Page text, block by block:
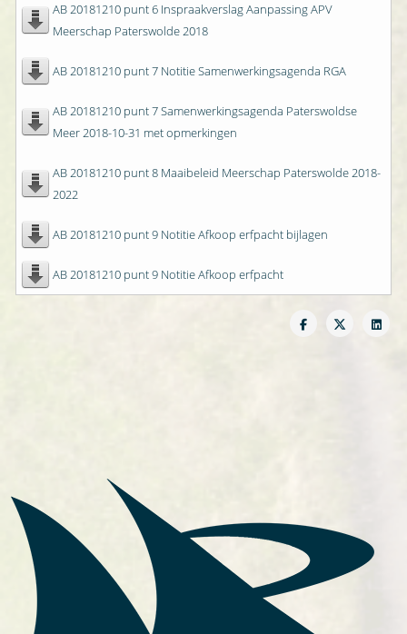
AB 20181210 punt 6 Inspraakverslag Aanpassing APV
Meerschap Paterswolde 2018
AB 20181210 punt 7 Notitie Samenwerkingsagenda RGA
AB 20181210 punt 7 Samenwerkingsagenda Paterswoldse
Meer 2018-10-31 met opmerkingen
AB 20181210 punt 8 Maaibeleid Meerschap Paterswolde 2018-
2022
AB 20181210 punt 9 Notitie Afkoop erfpacht bijlagen
AB 20181210 punt 9 Notitie Afkoop erfpacht